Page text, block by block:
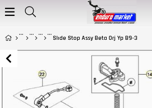
Slıde Stop Assy Beta Orj Yp B9-3